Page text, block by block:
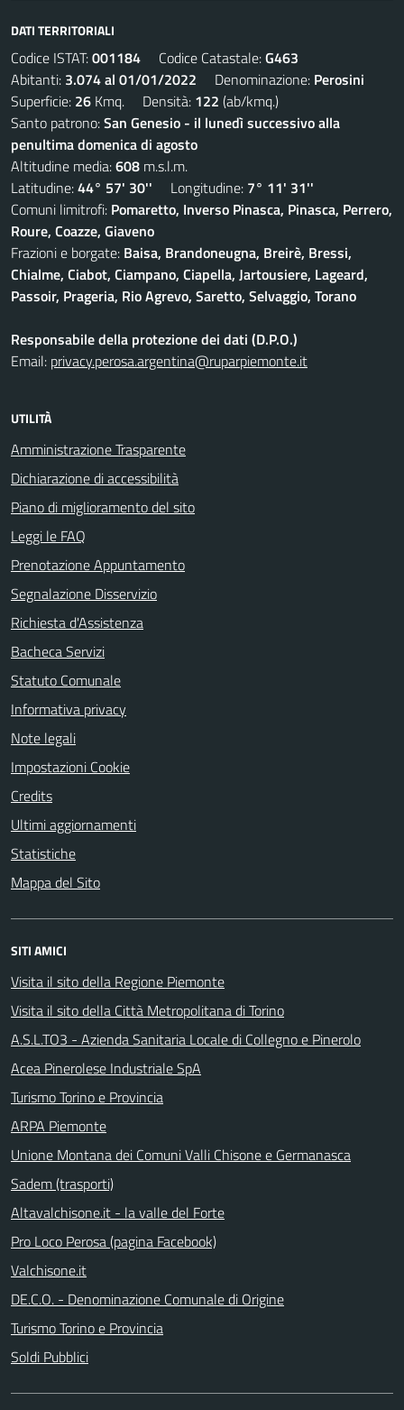
DATI TERRITORIALI
Codice ISTAT:001184 Codice Catastale:G463
Abitanti: 3.074 al 01/01/2022 Denominazione: Perosini
Superficie: 26 Kmq. Densità: 122 (ab/kmq.)
Santo patrono:San Genesio - il lunedì successivo alla
penultima domenica di agosto
Altitudine media:608 m.s.l.m.
Latitudine:44° 57' 30'' Longitudine: 7° 11' 31''
Comuni limitrofi: Pomaretto, Inverso Pinasca, Pinasca, Perrero,
Roure, Coazze, Giaveno
Frazioni e borgate: Baisa, Brandoneugna, Breirè, Bressi,
Chialme, Ciabot, Ciampano, Ciapella, Jartousiere, Lageard,
Passoir, Prageria, Rio Agrevo, Saretto, Selvaggio, Torano
Responsabile della protezione dei dati (D.P.O.)
Email: privacy.perosa.argentina@ruparpiemonte.it
UTILITÀ
Amministrazione Trasparente
Dichiarazione di accessibilità
Piano di miglioramento del sito
Leggi le FAQ
Prenotazione Appuntamento
Segnalazione Disservizio
Richiesta d'Assistenza
Bacheca Servizi
Statuto Comunale
Informativa privacy
Note legali
Impostazioni Cookie
Credits
Ultimi aggiornamenti
Statistiche
Mappa del Sito
SITI AMICI
Visita il sito della Regione Piemonte
Visita il sito della Città Metropolitana di Torino
A.S.L.TO3 - Azienda Sanitaria Locale di Collegno e Pinerolo
Acea Pinerolese Industriale SpA
Turismo Torino e Provincia
ARPA Piemonte
Unione Montana dei Comuni Valli Chisone e Germanasca
Sadem (trasporti)
Altavalchisone.it - la valle del Forte
Pro Loco Perosa (pagina Facebook)
Valchisone.it
DE.C.O. - Denominazione Comunale di Origine
Turismo Torino e Provincia
Soldi Pubblici